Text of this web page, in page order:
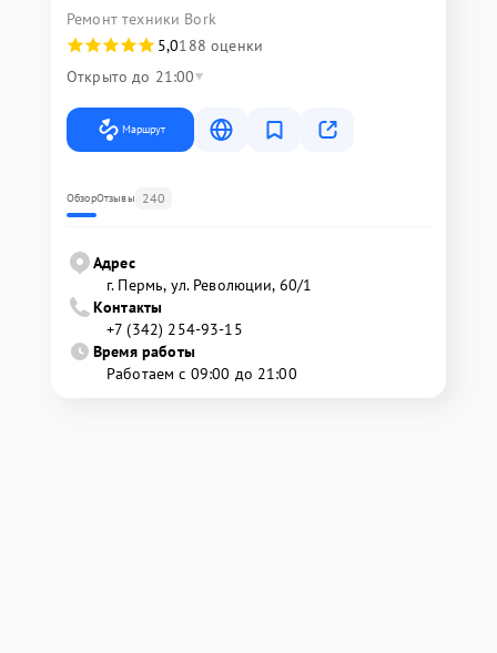
Ремонт техники Bork
5,0188 оценки
Открыто до 21:00
Маршрут
ОбзорОтзывы 240
Адрес
г. Пермь, ул. ​Революции, 60/1
Контакты
+7 (342) 254-93-15
Время работы
Работаем с 09:00 до 21:00